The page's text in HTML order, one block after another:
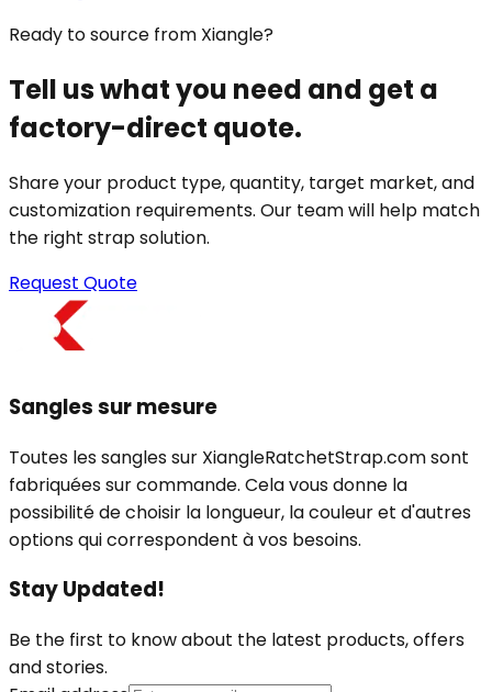
Ready to source from Xiangle?
Tell us what you need and get a
factory-direct quote.
Share your product type, quantity, target market, and
customization requirements. Our team will help match
the right strap solution.
Request Quote
Sangles sur mesure
Toutes les sangles sur XiangleRatchetStrap.com sont
fabriquées sur commande. Cela vous donne la
possibilité de choisir la longueur, la couleur et d'autres
options qui correspondent à vos besoins.
Stay Updated!
Be the first to know about the latest products, offers
and stories.